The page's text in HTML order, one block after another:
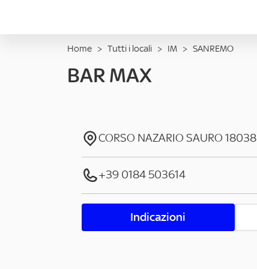
Home > Tutti i locali > IM > SANREMO
BAR MAX
CORSO NAZARIO SAURO 18038
+39 0184 503614
Indicazioni